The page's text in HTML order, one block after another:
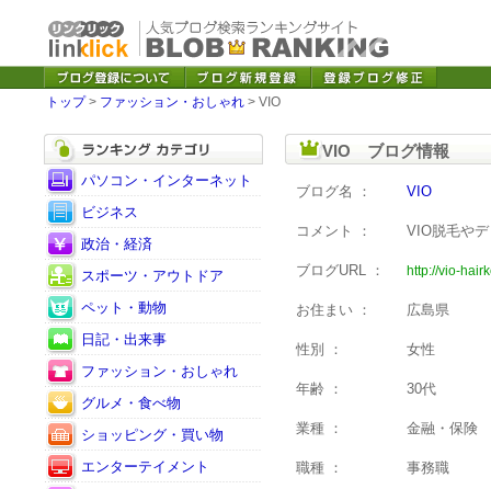
トップ> ファッション・おしゃれ > VIO
パソコン・インターネット
ビジネス
政治・経済
スポーツ・アウトドア
ペット・動物
日記・出来事
ファッション・おしゃれ
グルメ・食べ物
ショッピング・買い物
エンターテイメント
VIO ブログ情報
ブログ名 ： VIO
コメント ： VIO脱毛や
ブログURL ： http://vio-
お住まい ： 広島県
性別 ： 女性
年齢 ： 30代
業種 ： 金融・保険
職種 ： 事務職